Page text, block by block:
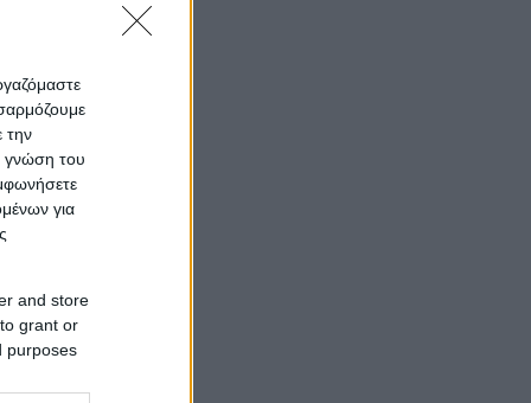
την
γνώση του
για
and store
grant or
purposes